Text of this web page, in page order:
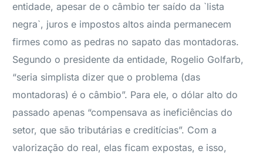
entidade, apesar de o câmbio ter saído da `lista
negra`, juros e impostos altos ainda permanecem
firmes como as pedras no sapato das montadoras.
Segundo o presidente da entidade, Rogelio Golfarb,
“seria simplista dizer que o problema (das
montadoras) é o câmbio”. Para ele, o dólar alto do
passado apenas “compensava as ineficiências do
setor, que são tributárias e creditícias”. Com a
valorização do real, elas ficam expostas, e isso,